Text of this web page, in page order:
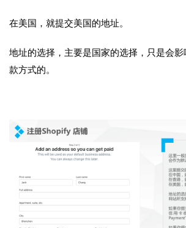
在美国，就提交美国的地址。
地址的选择，主要是国家的选择，只是会
款方式的。